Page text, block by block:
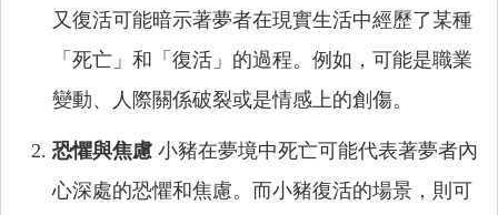
又復活可能暗示著夢者在現實生活中經歷了某種
「死亡」和「復活」的過程。例如，可能是職業
變動、人際關係破裂或是情感上的創傷。
恐懼與焦慮 小豬在夢境中死亡可能代表著夢者內
心深處的恐懼和焦慮。而小豬復活的場景，則可